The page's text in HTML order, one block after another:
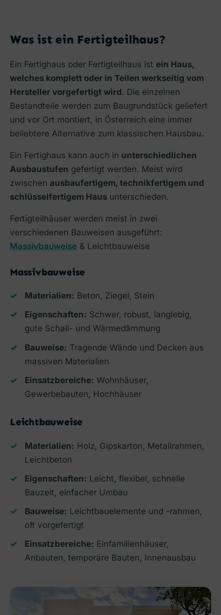
Was ist ein Fertigteilhaus?
Ein Fertighaus oder Fertigteilhaus ist ein Haus,
welches komplett oder in Teilen werkseitig vom
Hersteller vorgefertigt wird. Die einzelnen
Bestandteile werden zum Baugrundstück geliefert
und vor Ort montiert, in Österreich eine immer
beliebtere Alternative zum klassischen Hausbau.
Ein Fertighaus kann auch in unterschiedlichen
Ausbaustufen gefertigt werden. Meist wird
zwischen ausbaufertigem, technikfertigem und
schlüsselfertigem Haus unterschieden.
Fertigteilhäuser werden meist in zwei
verschiedenen Bauweisen ausgeführt:
Massivbauweise & Leichtbauweise
Massivbauweise
Materialien: Beton, Ziegel, Stein
Eigenschaften: Schwer, robust, langlebig,
gute Schall- und Wärmedämmung
Bauweise: Tragende Wände und Decken aus
massiven Materialien
Einsatzbereiche: Wohnhäuser,
Gewerbebauten, Hochhäuser
Leichtbauweise
Materialien: Holz, Gipskarton, Metallrahmen,
Leichtbeton
Eigenschaften: Leicht, flexibel, schnelle
Bauzeit, einfacher Umbau
Bauweise: Leichtbauelemente und -rahmen,
oft vorgefertigt
Einsatzbereiche: Einfamilienhäuser,
Anbauten, temporäre Bauten, Innenausbau